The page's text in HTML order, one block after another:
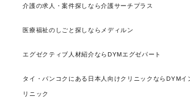
介護の求人・案件探しなら介護サーチプラス
医療福祉のしごと探しならメディルン
エグゼクティブ人材紹介ならDYMエグゼパート
タイ・バンコクにある日本人向けクリニックならDYMイ
リニック